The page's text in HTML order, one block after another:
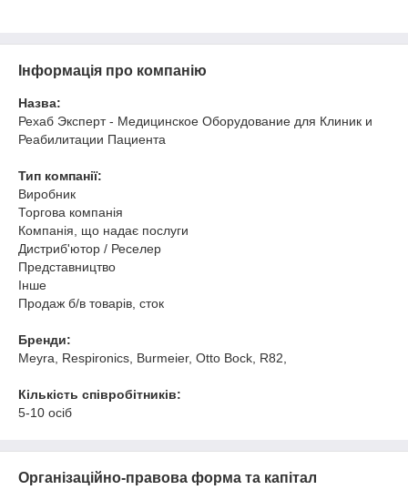
Інформація про компанію
Назва:
Рехаб Эксперт - Медицинское Оборудование для Клиник и
Реабилитации Пациента
Тип компанії:
Виробник
Торгова компанія
Компанія, що надає послуги
Дистриб'ютор / Реселер
Представництво
Інше
Продаж б/в товарів, сток
Бренди:
Meyra, Respironics, Burmeier, Otto Bock, R82,
Кількість співробітників:
5-10 осіб
Організаційно-правова форма та капітал